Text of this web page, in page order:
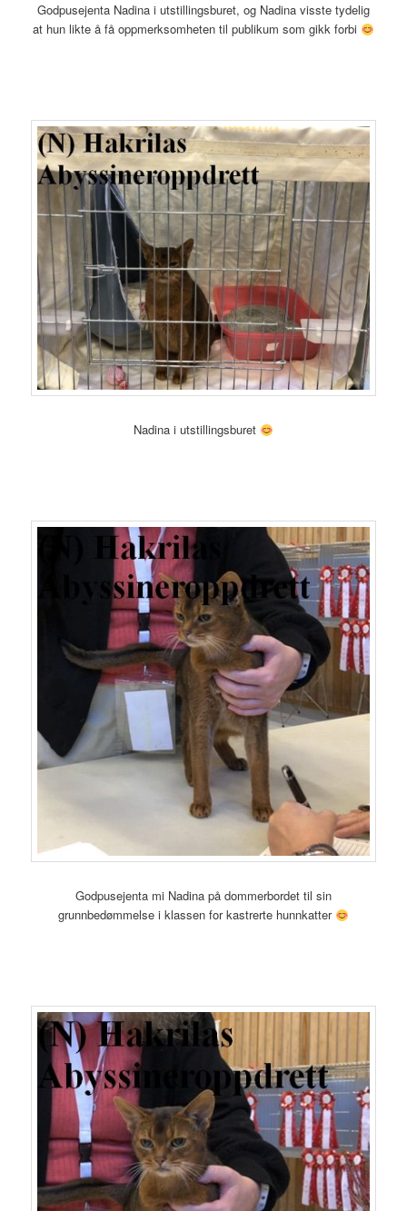
Godpusejenta Nadina i utstillingsburet, og Nadina visste tydelig
at hun likte å få oppmerksomheten til publikum som gikk forbi
Nadina i utstillingsburet
Godpusejenta mi Nadina på dommerbordet til sin
grunnbedømmelse i klassen for kastrerte hunnkatter